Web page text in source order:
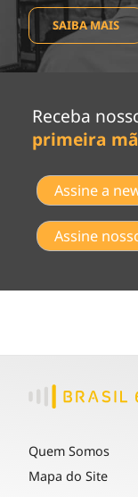
SAIBA MAIS
Receba
primeira
Assine a
Assine
Quem Somos
Mapa do Site